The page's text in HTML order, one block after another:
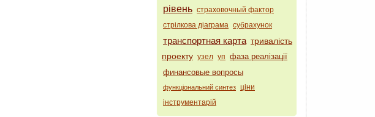
рівень страховочный фактор
стрілкова діаграма субрахунок
транспортная карта тривалість
проекту узел уп фаза реалізації
финансовые вопросы
функціональний синтез ціни
інструментарій